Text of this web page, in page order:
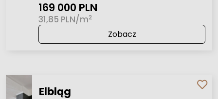
169 000 PLN
31,85 PLN/m2
Zobacz
Elbląg